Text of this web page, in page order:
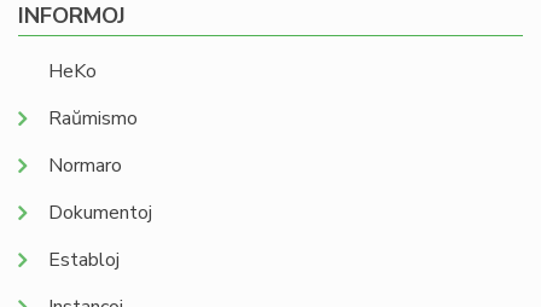
INFORMOJ
HeKo
Raŭmismo
Normaro
Dokumentoj
Establoj